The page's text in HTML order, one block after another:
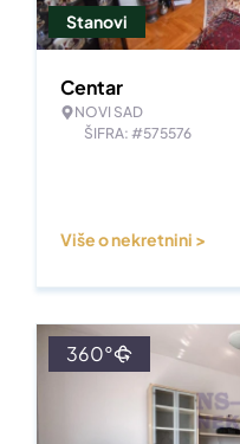
Stanovi
Centar
NOVI SAD
ŠIFRA: #575576
Više o nekretnini >
360°